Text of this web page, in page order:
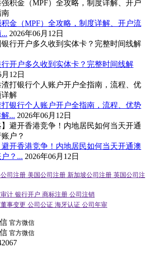
积金（MPF）全攻略，制度详解、开户流
2026年06月12日
开户多久收到实体卡？完整时间线解
12日
打银行个人账户开户全指南，流程、优势
... 2026年06月12日
避开香港竞争！内地居民如何当天开通澳
？... 2026年06月12日
司注册 美国公司注册 新加坡公司注册 英国公司注
计 银行开户 商标注册 公司注销
事变更 公司公证 海牙认证 公司年审
官方微信
官方微信